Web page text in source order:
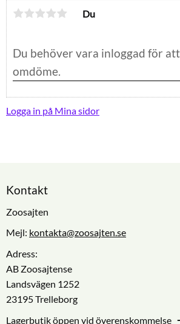
Du
Logga in på Mina sidor
Kontakt
Zoosajten
Mejl: kontakta@zoosajten.se
Adress:
AB Zoosajtense
Landsvägen 1252
23195 Trelleborg
Lagerbutik öppen vid överenskommelse